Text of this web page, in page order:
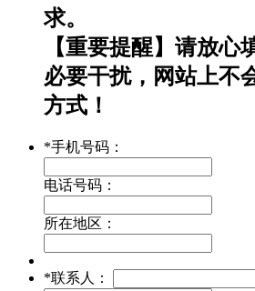
求。
【重要提醒】请放心
必要干扰，网站上不
方式！
*手机号码：
电话号码：
所在地区：
*联系人：